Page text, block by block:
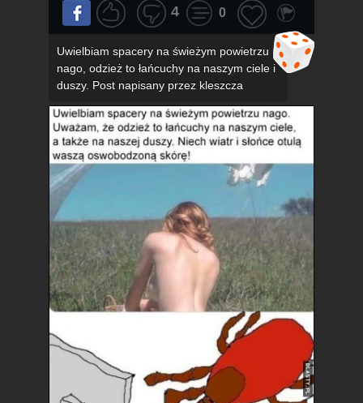
4 0
Uwielbiam spacery na świeżym powietrzu
nago, odzież to łańcuchy na naszym ciele i
duszy. Post napisany przez kleszcza